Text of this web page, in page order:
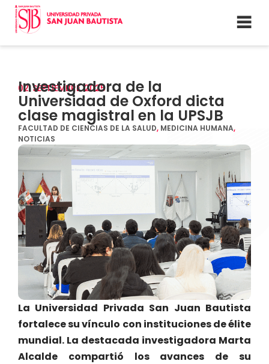
02 SEPTIEMBRE 2025
Investigadora de la
Universidad de Oxford dicta
clase magistral en la UPSJB
FACULTAD DE CIENCIAS DE LA SALUD, MEDICINA HUMANA,
NOTICIAS
La Universidad Privada San Juan Bautista
fortalece su vínculo con instituciones de élite
mundial. La destacada investigadora Marta
Alcalde compartió los avances de su